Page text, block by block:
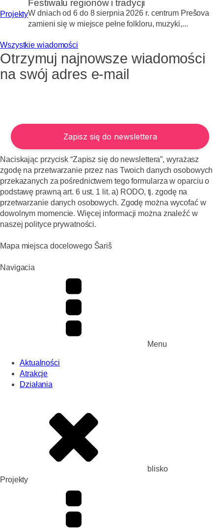
Projekty
Festiwalu regionów i tradycji
W dniach od 6 do 8 sierpnia 2026 r. centrum Prešova
zamieni się w miejsce pełne folkloru, muzyki,...
Wszystkie wiadomości
Otrzymuj najnowsze wiadomości
na swój adres e-mail
Naciskając przycisk “Zapisz się do newslettera”, wyrażasz
zgodę na przetwarzanie przez nas Twoich danych osobowych
przekazanych za pośrednictwem tego formularza w oparciu o
podstawę prawną art. 6 ust. 1 lit. a) RODO, tj. zgodę na
przetwarzanie danych osobowych. Zgodę można wycofać w
dowolnym momencie. Więcej informacji można znaleźć w
naszej polityce prywatności.
Mapa miejsca docelowego Šariš
Navigacia
Menu
Aktualności
Atrakcje
Działania
blisko
Projekty